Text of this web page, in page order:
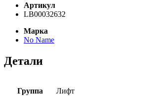
Артикул
LB00032632
Марка
No Name
Детали
Группа Лифт